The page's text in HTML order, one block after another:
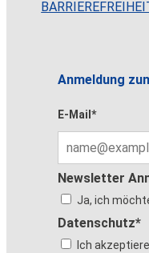
Anmeldung
E-Mail*
Newsletter
Ja, ich
Datenschutz*
Ich